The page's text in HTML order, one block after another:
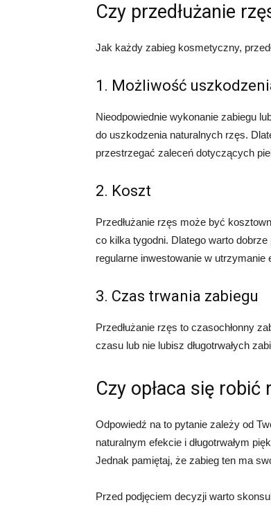
Czy przedłużanie
Jak każdy zabieg kosmetyczny,
1. Możliwość
Nieodpowiednie wykonanie zabiegu
do uszkodzenia naturalnych rzęs.
przestrzegać zaleceń dotyczących
2. Koszt
Przedłużanie rzęs może być
co kilka tygodni. Dlatego warto
regularne inwestowanie w utrzymanie
3. Czas trwania zabiegu
Przedłużanie rzęs to czasochłonny
czasu lub nie lubisz długotrwałych
Czy opłaca się robić
Odpowiedź na to pytanie zależy od
naturalnym efekcie i długotrwałym
Jednak pamiętaj, że zabieg ten ma
Przed podjęciem decyzji warto